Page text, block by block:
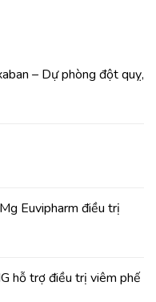
– Dự phòng đột quỵ,
Euvipharm điều trị
hỗ trợ điều trị viêm phế